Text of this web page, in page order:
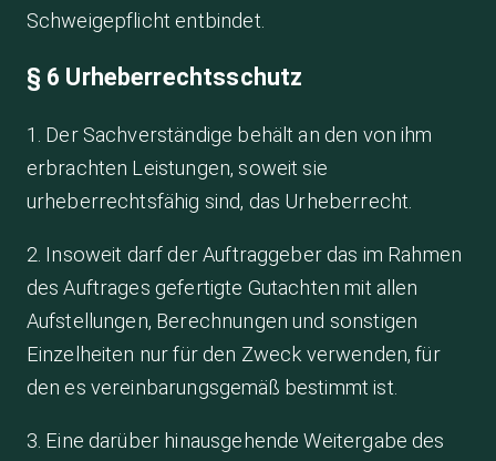
Schweigepflicht entbindet.
§ 6 Urheberrechtsschutz
1. Der Sachverständige behält an den von ihm
erbrachten Leistungen, soweit sie
urheberrechtsfähig sind, das Urheberrecht.
2. Insoweit darf der Auftraggeber das im Rahmen
des Auftrages gefertigte Gutachten mit allen
Aufstellungen, Berechnungen und sonstigen
Einzelheiten nur für den Zweck verwenden, für
den es vereinbarungsgemäß bestimmt ist.
3. Eine darüber hinausgehende Weitergabe des